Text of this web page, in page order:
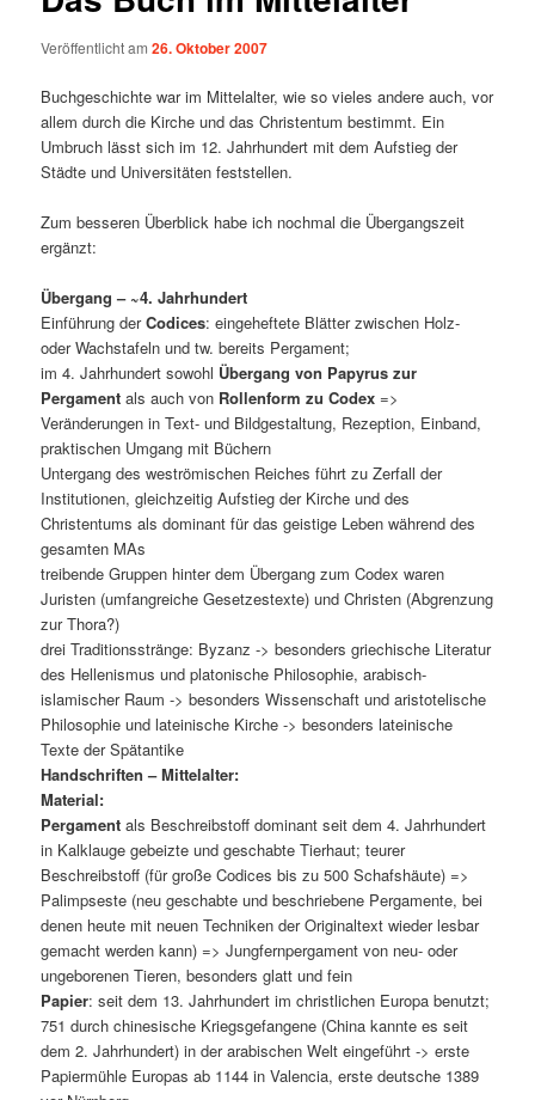
Veröffentlicht am26. Oktober 2007
Buchgeschichte war im Mittelalter, wie so vieles andere auch, vor
allem durch die Kirche und das Christentum bestimmt. Ein
Umbruch lässt sich im 12. Jahrhundert mit dem Aufstieg der
Städte und Universitäten feststellen.
Zum besseren Überblick habe ich nochmal die Übergangszeit
ergänzt:
Übergang – ~4. Jahrhundert
Einführung derCodices: eingeheftete Blätter zwischen Holz-
oder Wachstafeln und tw. bereits Pergament;
im 4. Jahrhundert sowohl Übergang von Papyrus zur
Pergament als auch von Rollenform zu Codex =>
Veränderungen in Text- und Bildgestaltung, Rezeption, Einband,
praktischen Umgang mit Büchern
Untergang des weströmischen Reiches führt zu Zerfall der
Institutionen, gleichzeitig Aufstieg der Kirche und des
Christentums als dominant für das geistige Leben während des
gesamten MAs
treibende Gruppen hinter dem Übergang zum Codex waren
Juristen (umfangreiche Gesetzestexte) und Christen (Abgrenzung
zur Thora?)
drei Traditionsstränge: Byzanz -> besonders griechische Literatur
des Hellenismus und platonische Philosophie, arabisch-
islamischer Raum -> besonders Wissenschaft und aristotelische
Philosophie und lateinische Kirche -> besonders lateinische
Texte der Spätantike
Handschriften – Mittelalter:
Material:
Pergament als Beschreibstoff dominant seit dem 4. Jahrhundert
in Kalklauge gebeizte und geschabte Tierhaut; teurer
Beschreibstoff (für große Codices bis zu 500 Schafshäute) =>
Palimpseste (neu geschabte und beschriebene Pergamente, bei
denen heute mit neuen Techniken der Originaltext wieder lesbar
gemacht werden kann) => Jungfernpergament von neu- oder
ungeborenen Tieren, besonders glatt und fein
Papier: seit dem 13. Jahrhundert im christlichen Europa benutzt;
751 durch chinesische Kriegsgefangene (China kannte es seit
dem 2. Jahrhundert) in der arabischen Welt eingeführt -> erste
Papiermühle Europas ab 1144 in Valencia, erste deutsche 1389